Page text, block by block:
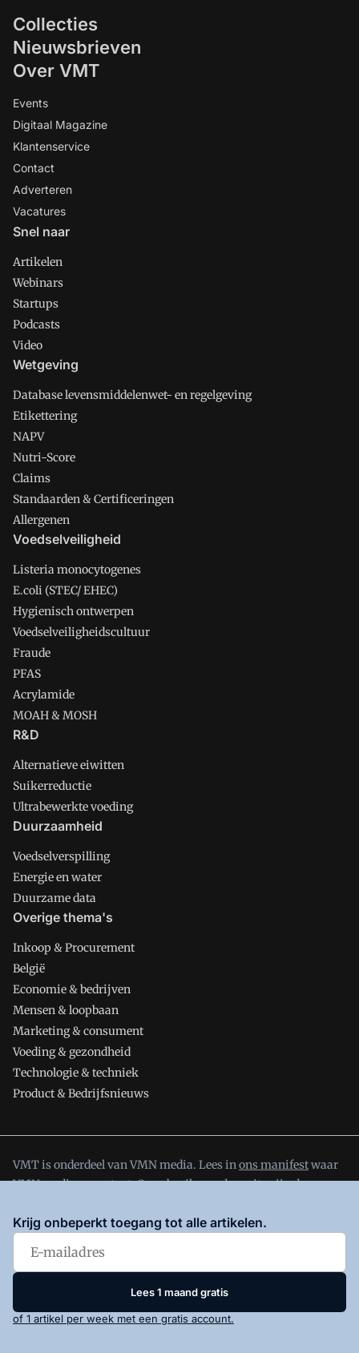
Collecties
Nieuwsbrieven
Over VMT
Events
Digitaal Magazine
Klantenservice
Contact
Adverteren
Vacatures
Snel naar
Artikelen
Webinars
Startups
Podcasts
Video
Wetgeving
Database levensmiddelenwet- en regelgeving
Etikettering
NAPV
Nutri-Score
Claims
Standaarden & Certificeringen
Allergenen
Voedselveiligheid
Listeria monocytogenes
E.coli (STEC/ EHEC)
Hygienisch ontwerpen
Voedselveiligheidscultuur
Fraude
PFAS
Acrylamide
MOAH & MOSH
R&D
Alternatieve eiwitten
Suikerreductie
Ultrabewerkte voeding
Duurzaamheid
Voedselverspilling
Energie en water
Duurzame data
Overige thema's
Inkoop & Procurement
België
Economie & bedrijven
Mensen & loopbaan
Marketing & consument
Voeding & gezondheid
Technologie & techniek
Product & Bedrijfsnieuws
VMT is onderdeel van VMN media. Lees inons manifestwaar
VMN media voor staat. Op gebruik van deze site zijn de
enPrivacy en Cookie beleid|Privacy instellingen
Krijg onbeperkt toegang tot alle artikelen.
Lees 1 maand gratis
of 1 artikel per week met een gratis account.